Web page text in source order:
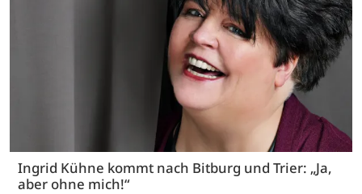
Ingrid Kühne kommt nach Bitburg und Trier: „Ja,
aber ohne mich!“